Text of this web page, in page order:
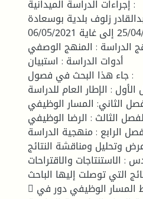
إجراءات الدراسة الميدانية :
عبدالقادر زلوف بلدية بوسعادة
المجال المكاني والزماني : 25/04/2021 إلى غاية 06/05/2021.
الدراسة : المنهج الوصفي
أدوات الدراسة : استبيان
جاء هذا البحث في فصول :
: الإطار العام للدراسة
الثاني: المسار الوظيفي
الثالث : الرضا الوظيفي
الرابع : منهجية الدراسة
وتحليل ومناقشة النتائج
: الاستنتاجات والاقتراحات
التي توصلت إليها الباحث :
 تحققت الفرضية الاولى التي نصت على لتخطيط المسار الوظيفي دور في